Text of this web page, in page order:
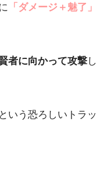
「ダメージ＋魅了」
者に向かって攻撃し
いう恐ろしいトラッ